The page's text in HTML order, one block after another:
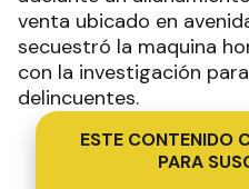
venta ubicado en
secuestró la maquina
con la investigación
delincuentes.
ESTE CONTENIDO
PARA